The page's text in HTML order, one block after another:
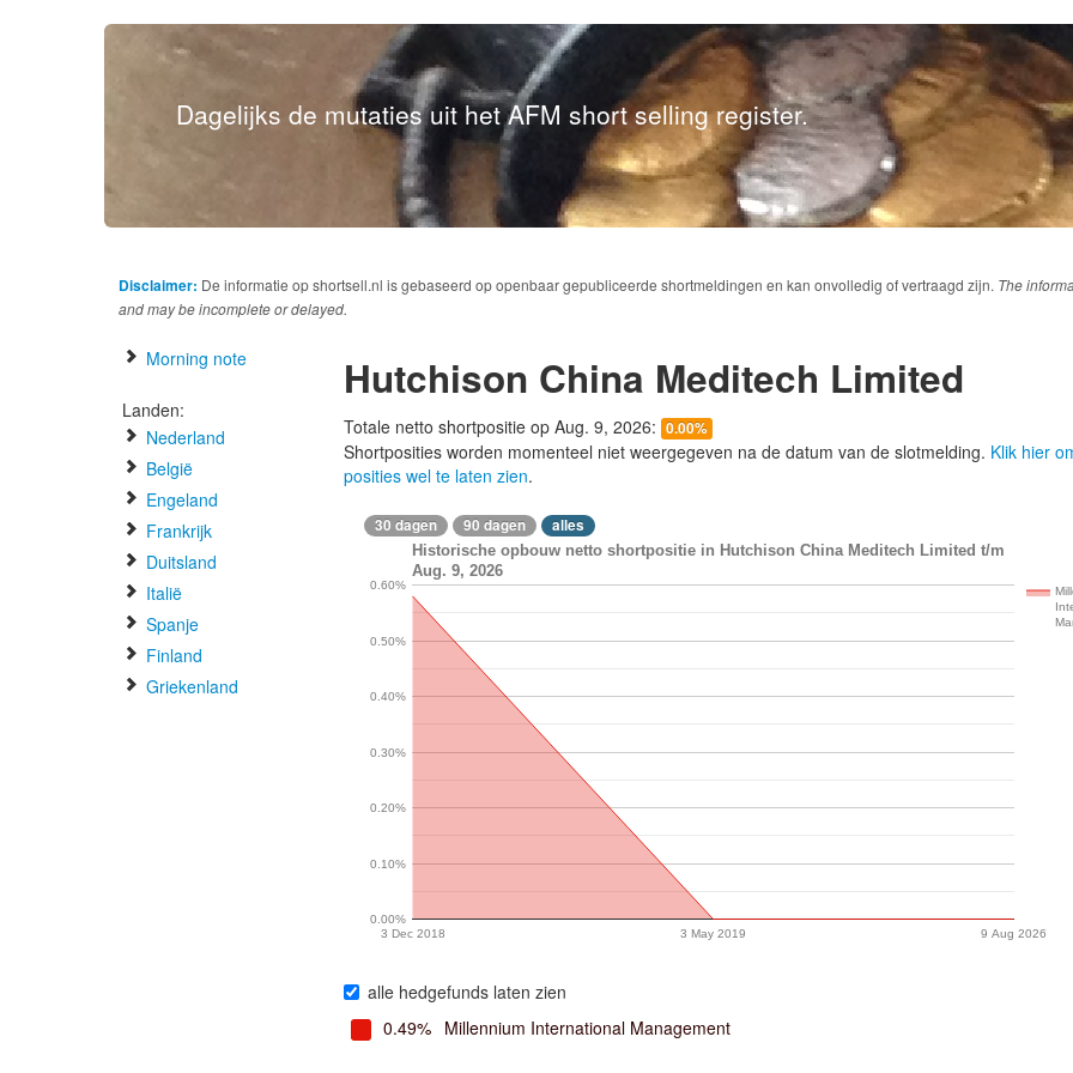
Dagelijks de mutaties uit het AFM short selling register.
Disclaimer: De informatie op shortsell.nl is gebaseerd op openbaar gepubliceerde shortmeldingen en kan onvolledig of vertraagd zijn. The
and may be incomplete or delayed.
Morning note
Landen:
Nederland
België
Engeland
Frankrijk
Duitsland
Italië
Spanje
Finland
Griekenland
Hutchison China Meditech Limited
Totale netto shortpositie op Aug. 9, 2026: 0.00%
Shortposities worden momenteel niet weergegeven na de datum van de slotmelding. Klik hier
posities wel te laten zien.
30 dagen 90 dagen alles
Historische opbouw netto shortpositie in Hutchison China Meditech Limited t/m
Aug. 9, 2026
3 Dec 2018 3 May 2019 9 Aug 2026
0.00%
0.10%
0.20%
0.30%
0.40%
0.50%
0.60%
alle hedgefunds laten zien
0.49% Millennium International Management